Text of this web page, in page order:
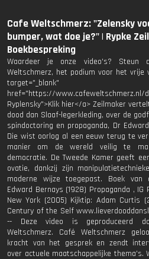
Cafe Weltschmerz: "Zelensky
bumper, wat doe je?" | Rypke
Boekbespreking
Waardeer je onze video's? Steun
Weltschmerz, het podium voor het vrije
target="_blank"
href="https://www.cafeweltschmerz.nl/
Ryplensky">Klik hier</a> Zeilmaker
dood dan Slaaf-legerkleding, over de
spindoctoring en propaganda, Dr
Die wist oorlog al een eeuw terug te
manier om de wereld veilig te
democratie. De Tweede Kamer geeft
ovatie, dankzij zijn
moderne wijze toegepast. Boek van
Edward Bernays (1928) Propaganda , IG
New York (2005) Kijktip: Adam Curtis
Century of the Self
-- Deze video is geproduceerd
Weltschmerz. Café Weltschmerz
kracht van het gesprek en zendt
over actuele maatschappelijke thema's.